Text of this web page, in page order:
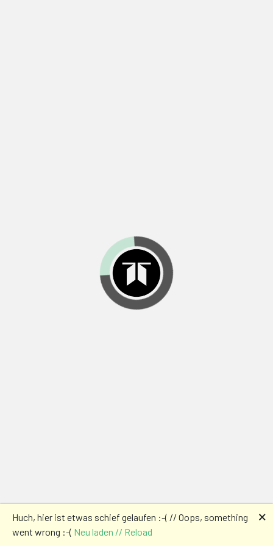
Huch, hier ist etwas schief gelaufen :-( // Oops, something
went wrong :-( Neu laden // Reload
🗙